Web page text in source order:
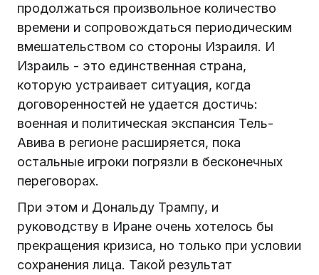
продолжаться произвольное количество
времени и сопровождаться периодическим
вмешательством со стороны Израиля. И
Израиль - это единственная страна,
которую устраивает ситуация, когда
договоренностей не удается достичь:
военная и политическая экспансия Тель-
Авива в регионе расширяется, пока
остальные игроки погрязли в бесконечных
переговорах.
При этом и Дональду Трампу, и
руководству в Иране очень хотелось бы
прекращения кризиса, но только при условии
сохранения лица. Такой результат